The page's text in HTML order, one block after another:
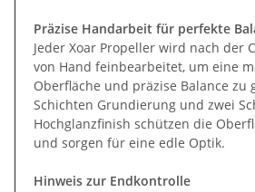
Präzise Handarbeit für perfekte
Jeder Xoar Propeller wird nach der
von Hand feinbearbeitet, um eine
Oberfläche und präzise Balance zu
Schichten Grundierung und zwei
Hochglanzfinish schützen die
und sorgen für eine edle Optik.
Hinweis zur Endkontrolle